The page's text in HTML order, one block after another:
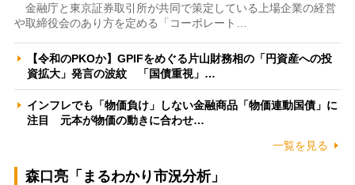
金融庁と東京証券取引所が共同で策定している上場企業の経営
や取締役会のあり方を定める「コーポレート…
【令和のPKOか】GPIFをめぐる片山財務相の「円資産への投
資拡大」発言の波紋 「国債重視」…
インフレでも「物価負け」しない金融商品「物価連動国債」に
注目 元本が物価の動きに合わせ…
一覧を見る
森口亮「まるわかり市況分析」